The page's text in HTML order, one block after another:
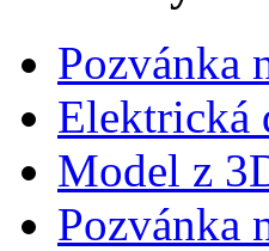
Pozvánka
Elektrická
Model z
Pozvánka